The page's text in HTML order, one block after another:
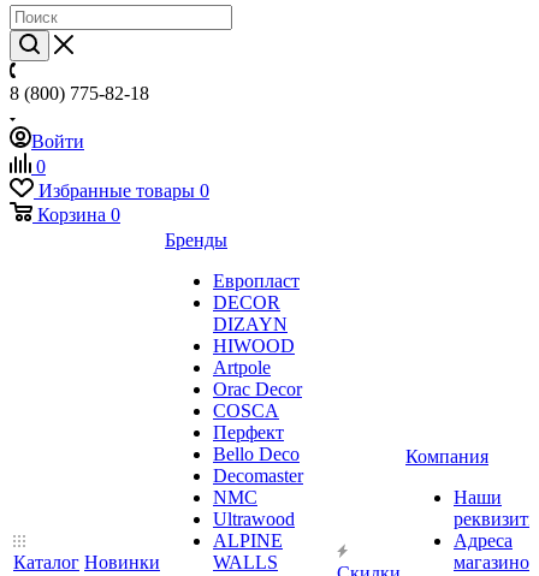
8 (800) 775-82-18
Войти
0
Избранные товары 0
Корзина 0
Каталог Новинки
Бренды
Европласт
DECOR
DIZAYN
HIWOOD
Artpole
Orac Decor
COSCA
Перфект
Bello Deco
Decomaster
NMС
Ultrawood
ALPINE
WALLS
Компания
Наши
Адреса
магазинов